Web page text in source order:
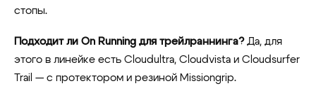
стопы.
Подходит ли On Running для трейлраннинга?Да, для
этого в линейке есть Cloudultra, Cloudvista и Cloudsurfer
Trail — с протектором и резиной Missiongrip.